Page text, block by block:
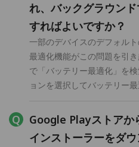
れ、バックグラウン
すればよいですか？
一部のデバイスのデフォル
最適化機能がこの問題を引
で「バッテリー最適化」を
ョンを選択してバッテリー
Google Playストア
インストーラーをダ